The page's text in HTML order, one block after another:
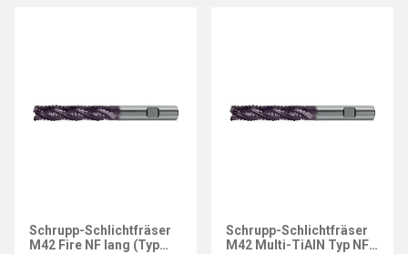
Schrupp-Schlichtfräser
M42 Fire NF lang (Typ
Schrupp-Schlichtfräser
M42 Multi-TiAlN Typ NF